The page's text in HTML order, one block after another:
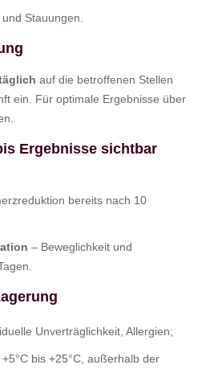
Stauungen.
auf die betroffenen Stellen
ein. Für optimale Ergebnisse über
Ergebnisse sichtbar
bereits nach 10
– Beweglichkeit und
Unverträglichkeit, Allergien;
bis +25°C, außerhalb der